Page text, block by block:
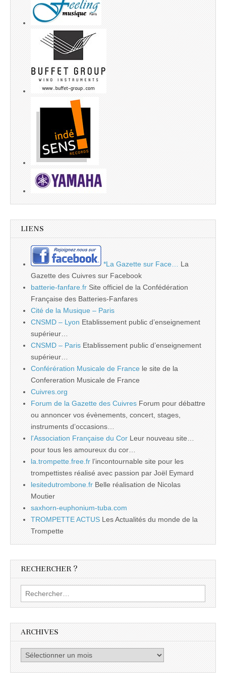
LIENS
*La Gazette sur Face…
La
Gazette des Cuivres sur Facebook
batterie-fanfare.fr Site officiel de la Confédération
Française des Batteries-Fanfares
Cité de la Musique – Paris
CNSMD – Lyon Etablissement public d’enseignement
supérieur…
CNSMD – Paris Etablissement public d’enseignement
supérieur…
Conférération Musicale de France le site de la
Confereration Musicale de France
Cuivres.org
Forum de la Gazette des Cuivres Forum pour débattre
ou annoncer vos évènements, concert, stages,
instruments d’occasions…
l'Association Française du Cor Leur nouveau site…
pour tous les amoureux du cor…
la.trompette.free.fr l’incontournable site pour les
trompettistes réalisé avec passion par Joël Eymard
lesitedutrombone.fr Belle réalisation de Nicolas
Moutier
saxhorn-euphonium-tuba.com
TROMPETTE ACTUS Les Actualités du monde de la
Trompette
RECHERCHER ?
Rechercher :
ARCHIVES
Archives